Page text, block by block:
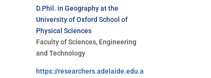
D.Phil. in Geography at the
University of Oxford School of
Physical Sciences
Faculty of Sciences, Engineering
and Technology
https://researchers.adelaide.edu.a